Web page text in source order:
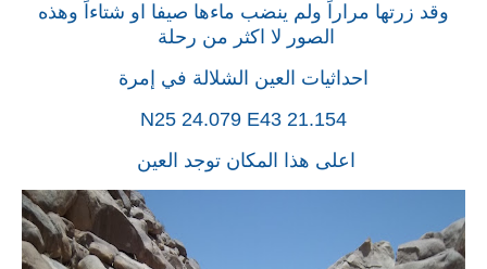
وقد زرتها مراراً ولم ينضب ماءها صيفا او شتاءاً وهذه
الصور لا اكثر من رحلة
احداثيات العين الشلالة في إمرة
N25 24.079 E43 21.154
اعلى هذا المكان توجد العين